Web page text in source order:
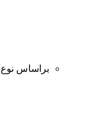
براساس نوع